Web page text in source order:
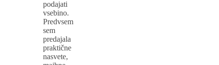
podajati
vsebino.
Predvsem
sem
predajala
praktične
nasvete,